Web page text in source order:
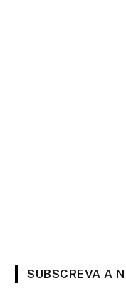
SUBSCREVA A